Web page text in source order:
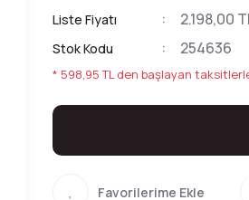
Liste Fiyatı 2.198,00
Stok Kodu 254636
* 598,95 TL den başlayan